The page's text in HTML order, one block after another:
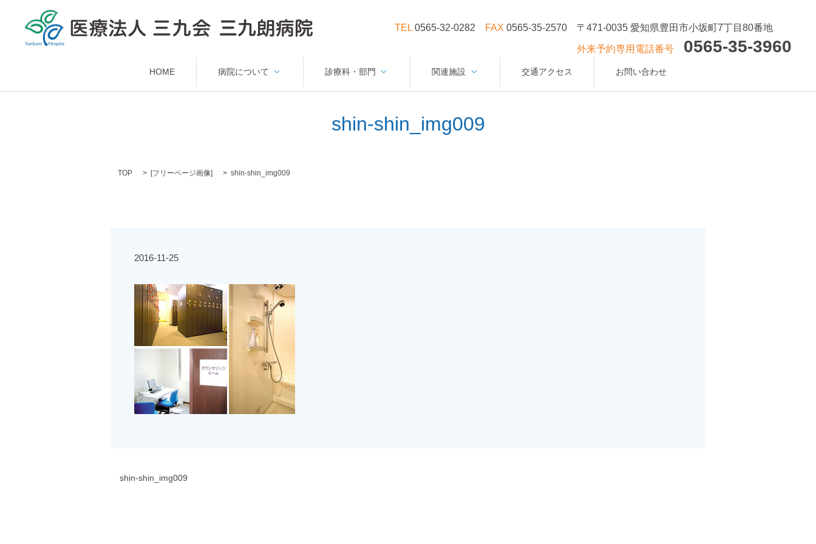
〒471-0035 愛知県豊田市小坂町7丁目80番地
外来予約専用電話番号 0565-35-3960
TEL 0565-32-0282 FAX 0565-35-2570
HOME 病院について 診療科・部門 関連施設 交通アクセス お問い合わせ
shin-shin_img009
TOP [フリーページ画像] shin-shin_img009
2016-11-25
shin-shin_img009